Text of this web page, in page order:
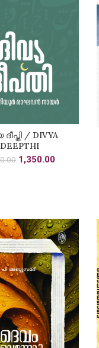
TO CART
ദീപ്തി / DIVYA
DEEPTHI
Original
1,350.00Current